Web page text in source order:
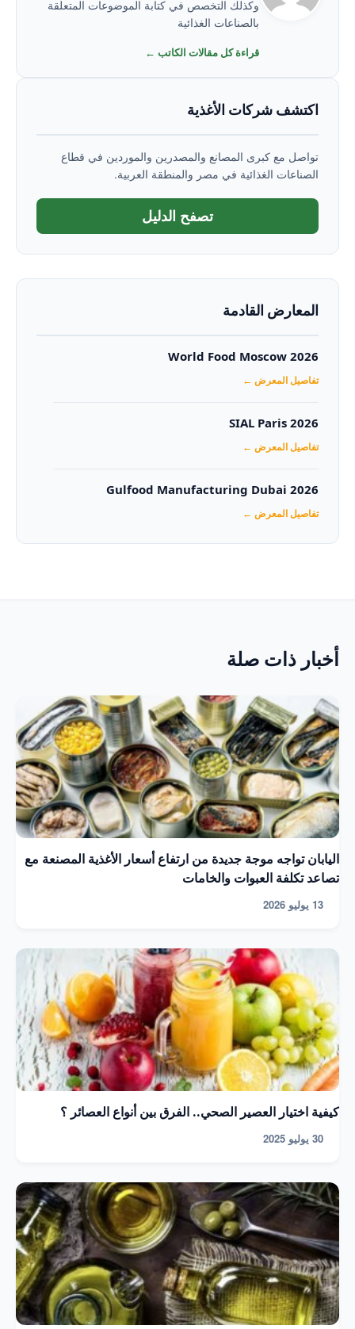
وكذلك التخصص في كتابة الموضوعات المتعلقة
بالصناعات الغذائية
قراءة كل مقالات الكاتب ←
اكتشف شركات الأغذية
تواصل مع كبرى المصانع والمصدرين والموردين في قطاع
الصناعات الغذائية في مصر والمنطقة العربية.
تصفح الدليل
المعارض القادمة
World Food Moscow 2026
تفاصيل المعرض ←
SIAL Paris 2026
تفاصيل المعرض ←
Gulfood Manufacturing Dubai 2026‏
تفاصيل المعرض ←
أخبار ذات صلة
اليابان تواجه موجة جديدة من ارتفاع أسعار الأغذية المصنعة مع
تصاعد تكلفة العبوات والخامات
13 يوليو 2026
كيفية اختيار العصير الصحي.. الفرق بين أنواع العصائر ؟
30 يوليو 2025